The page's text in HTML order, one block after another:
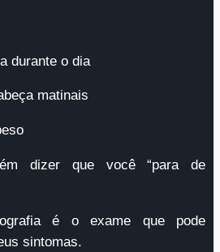
durante o dia
matinais
dizer que você “para de
é o exame que pode
sintomas.